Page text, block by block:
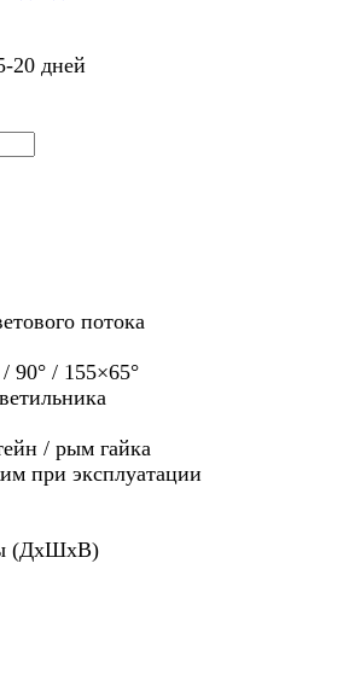
20 дней
потока
90° / 155×65°
/ рым гайка
при эксплуатации
(ДхШхВ)